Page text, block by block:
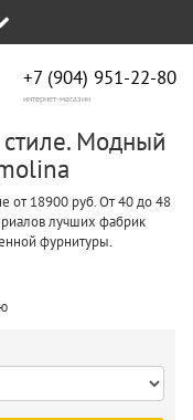
+7 (904) 951‑22‑80
интернет-магазин
Модный
от 18900 руб. От 40 до 48
лучших фабрик
фурнитуры.